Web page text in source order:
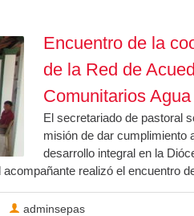
Encuentro de la
de la Red de
Comunitarios
El secretariado de pastoral
misión de dar cumplimiento
desarrollo integral en la
realizó el encuentro
adminsepas